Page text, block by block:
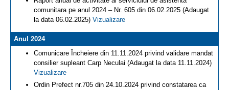
comunitara pe anul 2024 – Nr. 605 din 06.02.2025 (Adaugat
la data 06.02.2025) Vizualizare
Anul 2024
Comunicare Încheiere din 11.11.2024 privind validare mandat
consilier supleant Carp Neculai (Adaugat la data 11.11.2024)
Vizualizare
Ordin Prefect nr.705 din 24.10.2024 privind constatarea ca